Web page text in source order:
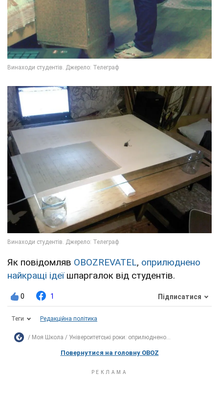
Як повідомляв OBOZREVATEL, оприлюднено
найкращі ідеїшпаргалок від студентів.
0 1 Підписатися
Теги Редакційна політика
Моя Школа Університетські роки: оприлюднено...
Повернутися на головну OBOZ